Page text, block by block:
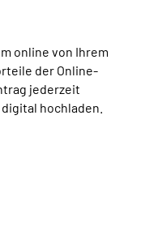
online von Ihrem
der Online-
jederzeit
hochladen.